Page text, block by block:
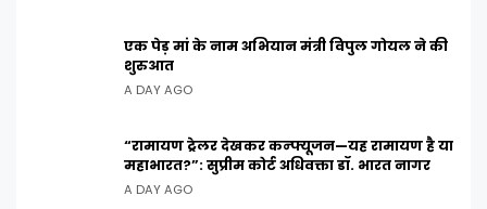
एक पेड़ मां के नाम अभियान मंत्री विपुल गोयल ने की
शुरुआत
A DAY AGO
“रामायण ट्रेलर देखकर कन्फ्यूजन—यह रामायण है या
महाभारत?”: सुप्रीम कोर्ट अधिवक्ता डॉ. भारत नागर
A DAY AGO